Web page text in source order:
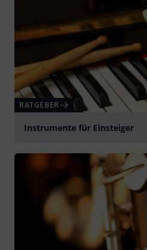
RATGEBER
Instrumente für Einsteiger